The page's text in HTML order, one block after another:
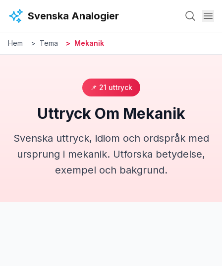
Svenska Analogier
Hem Tema Mekanik
📌 21 uttryck
Uttryck Om Mekanik
Svenska uttryck, idiom och ordspråk med
ursprung i mekanik. Utforska betydelse,
exempel och bakgrund.